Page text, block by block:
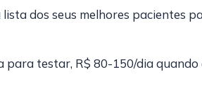
dos seus melhores pacientes
para testar, R$ 80-150/dia